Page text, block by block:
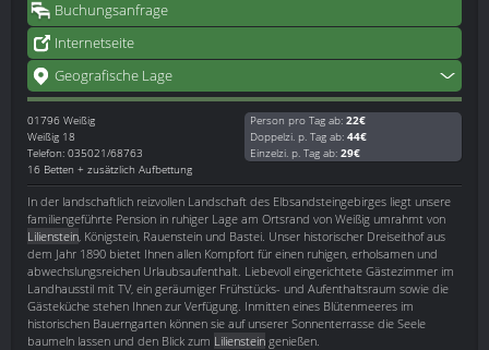
Buchungsanfrage
Internetseite
Geografische Lage
01796 Weißig
Weißig 18
Telefon: 035021/68763
16 Betten + zusätzlich Aufbettung
Person pro Tag ab: 22€
Doppelzi. p. Tag ab: 44€
Einzelzi. p. Tag ab: 29€
In der landschaftlich reizvollen Landschaft des Elbsandsteingebirges liegt unsere
familiengeführte Pension in ruhiger Lage am Ortsrand von Weißig umrahmt von
Lilienstein , Königstein, Rauenstein und Bastei. Unser historischer Dreiseithof aus
dem Jahr 1890 bietet Ihnen allen Kompfort für einen ruhigen, erholsamen und
abwechslungsreichen Urlaubsaufenthalt. Liebevoll eingerichtete Gästezimmer im
Landhausstil mit TV, ein geräumiger Frühstücks- und Aufenthaltsraum sowie die
Gästeküche stehen Ihnen zur Verfügung. Inmitten eines Blütenmeeres im
historischen Bauerngarten können sie auf unserer Sonnenterrasse die Seele
baumeln lassen und den Blick zum Lilienstein genießen.